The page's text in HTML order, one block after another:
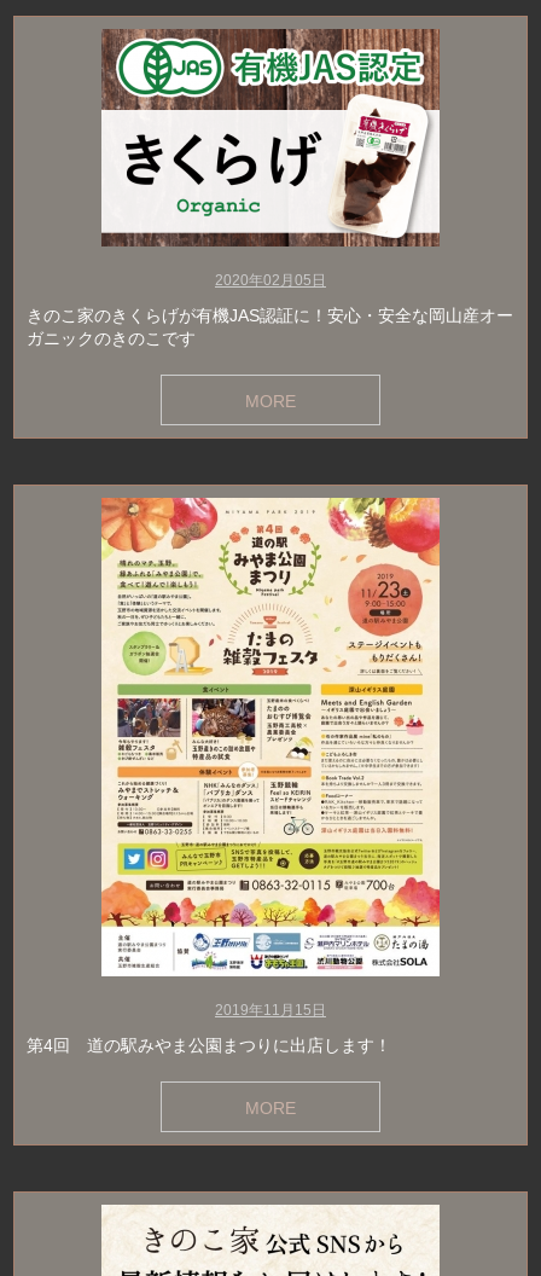
2020年02月05日
きのこ家のきくらげが有機JAS認証に！安心・安全な岡山産オー
ガニックのきのこです
MORE
2019年11月15日
第4回 道の駅みやま公園まつりに出店します！
MORE